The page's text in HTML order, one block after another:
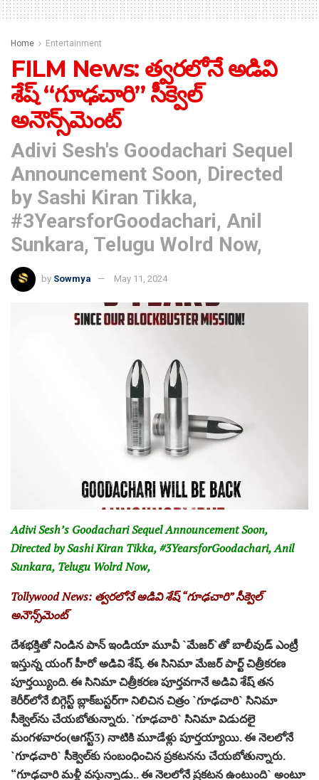
Home Entertainment
FILM News: త్వ‌ర‌లోనే అడివి
శేష్ “గూఢ‌చారి” సీక్వెల్
అనౌన్స్‌మెంట్‌
Adivi Sesh's Goodachari Sequel
Announcement Soon, Directed
by Sashi Kiran Tikka,
#3YearsforGoodachari, Anil
Sunkara, Telugu Wolrd Now,
by Sowmya May 11, 2024
Adivi Sesh’s Goodachari Sequel Announcement Soon,
Directed by Sashi Kiran Tikka, #3YearsforGoodachari, Anil
Sunkara, Telugu Wolrd Now,
Tollywood News: త్వ‌ర‌లోనే అడివి శేష్ “గూఢ‌చారి” సీక్వెల్
అనౌన్స్‌మెంట్‌
దేశ‌భ‌క్తితో నిండిన పాన్ ఇండియా మూవీ `మేజ‌ర్‌`తో బాలీవుడ్ ఎంట్రీ
ఇస్తున్న యంగ్ హీరో అడివి శేష్‌. ఈ సినిమా మేజ‌ర్ పార్ట్ చిత్రీక‌ర‌ణ
పూర్త‌య్యింది. ఈ సినిమా చిత్రీక‌ర‌ణ పూర్త‌వ‌గానే అడివి శేష్ త‌న
కెరీర్‌లోనే బిగ్గెస్ట్ బ్లాక్‌బ‌స్ట‌ర్‌గా నిలిచిన చిత్రం `గూఢ‌చారి` సినిమా
సీక్వెల్‌ను చేయ‌బోతున్నారు. `గూఢ‌చారి` సినిమా విడుద‌లై
మంగ‌ళ‌వారం(ఆగ‌స్ట్‌3) నాటికి మూడేళ్లు పూర్త‌య్యాయి. ఈ నెల‌లోనే
`గూఢ‌చారి` సీక్వెల్‌కు సంబంధించిన ప్ర‌క‌ట‌న‌ను చేయ‌బోతున్నారు.
“గూఢ‌చారి మ‌ళ్లీ వ‌స్తున్నాడు.. ఈ నెల‌లోనే ప్ర‌క‌ట‌న ఉంటుంది` అంటూ